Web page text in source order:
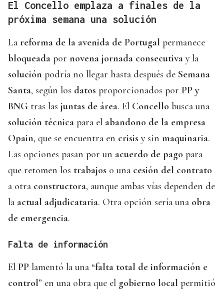
El Concello emplaza a finales de la
próxima semana una solución
La reforma de la avenida de Portugal permanece
bloqueada por novena jornada consecutiva y la
solución podría no llegar hasta después de Semana
Santa, según los datos proporcionados por PP y
BNG tras las juntas de área. El Concello busca una
solución técnica para el abandono de la empresa
Opain, que se encuentra en crisis y sin maquinaria.
Las opciones pasan por un acuerdo de pago para
que retomen los trabajos o una cesión del contrato
a otra constructora, aunque ambas vías dependen de
la actual adjudicataria. Otra opción sería una obra
de emergencia.
Falta de información
El PP lamentó la una “falta total de información e
control” en una obra que el gobierno local permitió